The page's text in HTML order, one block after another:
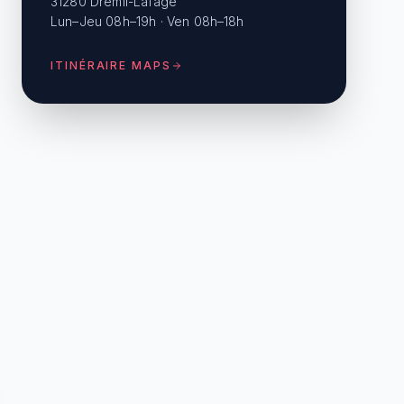
Lun–Jeu 08h–19h · Ven 08h–18h
ITINÉRAIRE MAPS